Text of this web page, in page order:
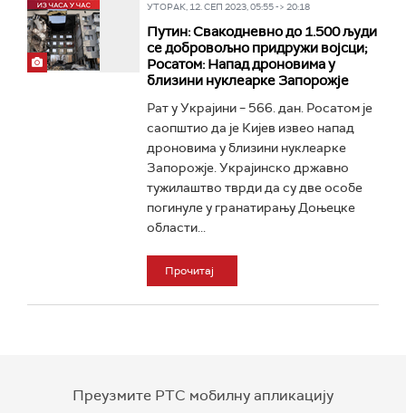
УТОРАК, 12. СЕП 2023, 05:55 -> 20:18
Путин: Свакодневно до 1.500 људи
се добровољно придружи војсци;
Росатом: Напад дроновима у
близини нуклеарке Запорожје
Рат у Украјини – 566. дан. Росатом је
саопштио да је Кијев извео напад
дроновима у близини нуклеарке
Запорожје. Украјинско државно
тужилаштво тврди да су две особе
погинуле у гранатирању Доњецке
области...
Прочитај
Преузмите РТС мобилну апликацију